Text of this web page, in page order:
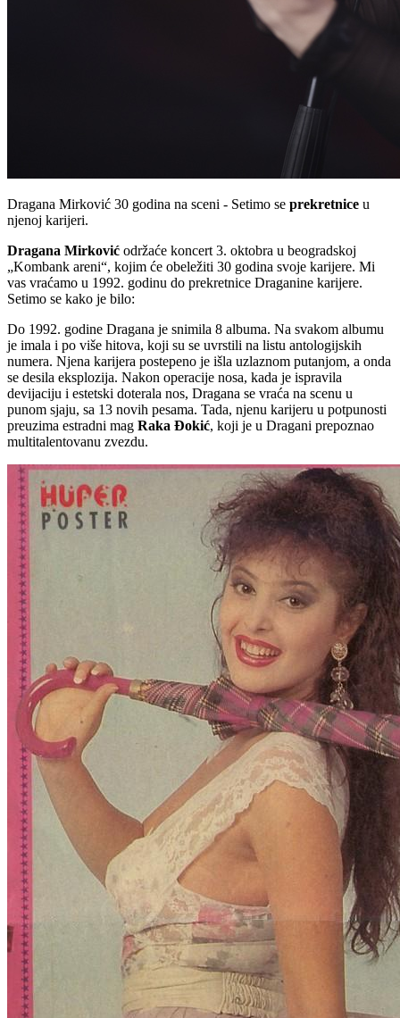
Dragana Mirković 30 godina na sceni - Setimo se prekretnice u
njenoj karijeri.
Dragana Mirković održaće koncert 3. oktobra u beogradskoj
„Kombank areni“, kojim će obeležiti 30 godina svoje karijere. Mi
vas vraćamo u 1992. godinu do prekretnice Draganine karijere.
Setimo se kako je bilo:
Do 1992. godine Dragana je snimila 8 albuma. Na svakom albumu
je imala i po više hitova, koji su se uvrstili na listu antologijskih
numera. Njena karijera postepeno je išla uzlaznom putanjom, a onda
se desila eksplozija. Nakon operacije nosa, kada je ispravila
devijaciju i estetski doterala nos, Dragana se vraća na scenu u
punom sjaju, sa 13 novih pesama. Tada, njenu karijeru u potpunosti
preuzima estradni mag Raka Đokić, koji je u Dragani prepoznao
multitalentovanu zvezdu.